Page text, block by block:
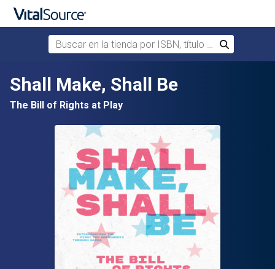
Saltar al contenido principal
Buscar en la tienda por ISBN, título o autor
Buscar
Shall Make, Shall Be
The Bill of Rights at Play